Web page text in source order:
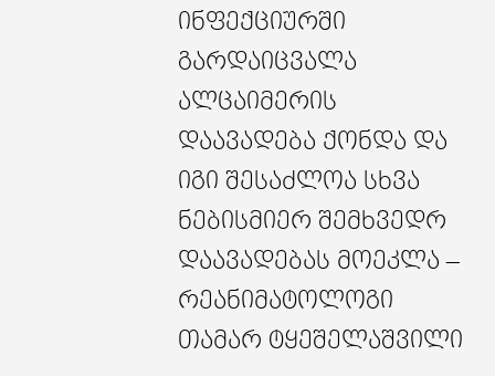
ინფექციურში
გარდაიცვალა
ალცაიმერის
დაავადება ქონდა და
იგი შესაძლოა სხვა
ნებისმიერ შემხვედრ
დაავადებას მოეკლა –
რეანიმატოლოგი
თამარ ტყეშელაშვილი